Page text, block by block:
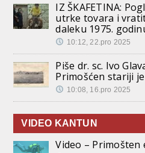
IZ ŠKAFETINA:
utrke tovara i
daleku 1975.
10:12, 22.pro 2025
Piše dr. sc. Ivo
Primošćen stariji
10:08, 16.pro 2025
VIDEO KANTUN
Video – Primošten